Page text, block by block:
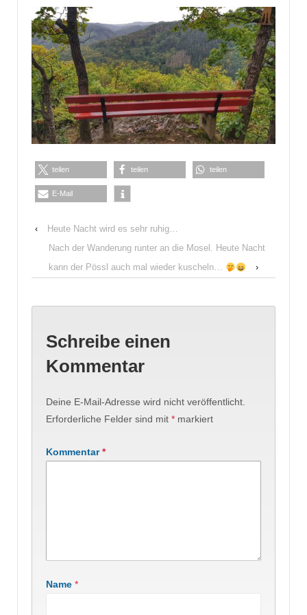
teilen teilen teilen
E-Mail
‹
Heute Nacht wird es sehr ruhig…
Nach der Wanderung runter an die Mosel. Heute Nacht
kann der Pössl auch mal wieder kuscheln…
›
Schreibe einen
Kommentar
Deine E-Mail-Adresse wird nicht veröffentlicht.
Erforderliche Felder sind mit * markiert
Kommentar*
Name *